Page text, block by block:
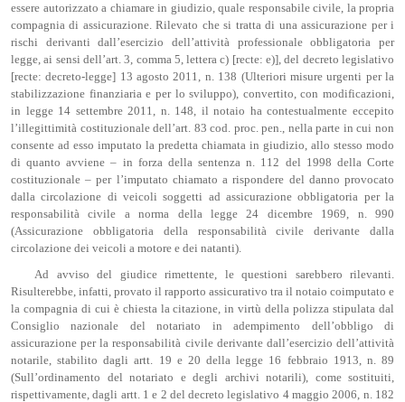
essere autorizzato a chiamare in giudizio, quale responsabile civile, la propria
compagnia di assicurazione. Rilevato che si tratta di una assicurazione per i
rischi derivanti dall’esercizio dell’attività professionale obbligatoria per
legge, ai sensi dell’art. 3, comma 5, lettera c) [recte: e)], del decreto legislativo
[recte: decreto-legge] 13 agosto 2011, n. 138 (Ulteriori misure urgenti per la
stabilizzazione finanziaria e per lo sviluppo), convertito, con modificazioni,
in legge 14 settembre 2011, n. 148, il notaio ha contestualmente eccepito
l’illegittimità costituzionale dell’art. 83 cod. proc. pen., nella parte in cui non
consente ad esso imputato la predetta chiamata in giudizio, allo stesso modo
di quanto avviene – in forza della sentenza n. 112 del 1998 della Corte
costituzionale – per l’imputato chiamato a rispondere del danno provocato
dalla circolazione di veicoli soggetti ad assicurazione obbligatoria per la
responsabilità civile a norma della legge 24 dicembre 1969, n. 990
(Assicurazione obbligatoria della responsabilità civile derivante dalla
circolazione dei veicoli a motore e dei natanti).
Ad avviso del giudice rimettente, le questioni sarebbero rilevanti.
Risulterebbe, infatti, provato il rapporto assicurativo tra il notaio coimputato e
la compagnia di cui è chiesta la citazione, in virtù della polizza stipulata dal
Consiglio nazionale del notariato in adempimento dell’obbligo di
assicurazione per la responsabilità civile derivante dall’esercizio dell’attività
notarile, stabilito dagli artt. 19 e 20 della legge 16 febbraio 1913, n. 89
(Sull’ordinamento del notariato e degli archivi notarili), come sostituiti,
rispettivamente, dagli artt. 1 e 2 del decreto legislativo 4 maggio 2006, n. 182